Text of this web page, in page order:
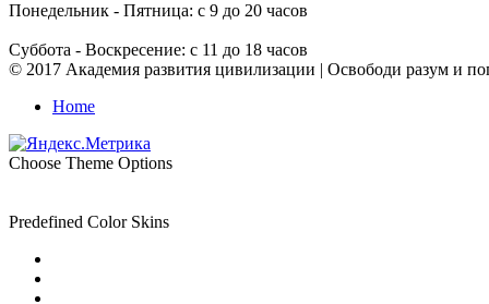
Понедельник - Пятница: с 9 до 20 часов
Суббота - Воскресение: с 11 до 18 часов
© 2017 Академия развития цивилизации | Освободи разум и
Home
Choose Theme Options
Predefined Color Skins